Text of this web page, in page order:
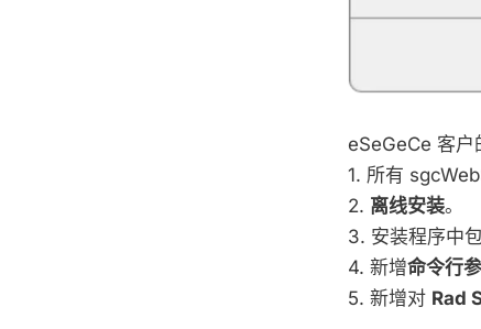
eSeGeCe 客户
1. 所有
2. 离线安装。
3. 安装程序中
4. 新增命令行
5. 新增对 Rad